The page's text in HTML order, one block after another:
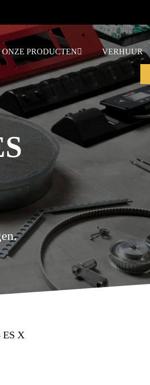
ONZE PRODUCTEN VERHUUR
ES X